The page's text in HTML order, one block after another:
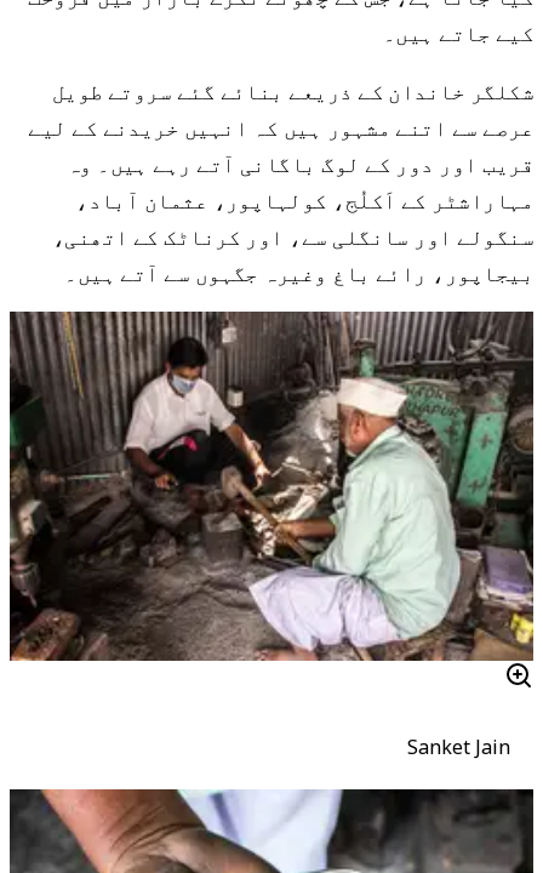
کیے جاتے ہیں۔
شکلگر خاندان کے ذریعے بنائے گئے سروتے طویل
عرصے سے اتنے مشہور ہیں کہ انہیں خریدنے کے لیے
قریب اور دور کے لوگ باگانی آتے رہے ہیں۔ وہ
مہاراشٹر کے اَکلُج، کولہاپور، عثمان آباد،
سنگولے اور سانگلی سے، اور کرناٹک کے اتھنی،
بیجاپور، رائے باغ وغیرہ جگہوں سے آتے ہیں۔
Sanket Jain